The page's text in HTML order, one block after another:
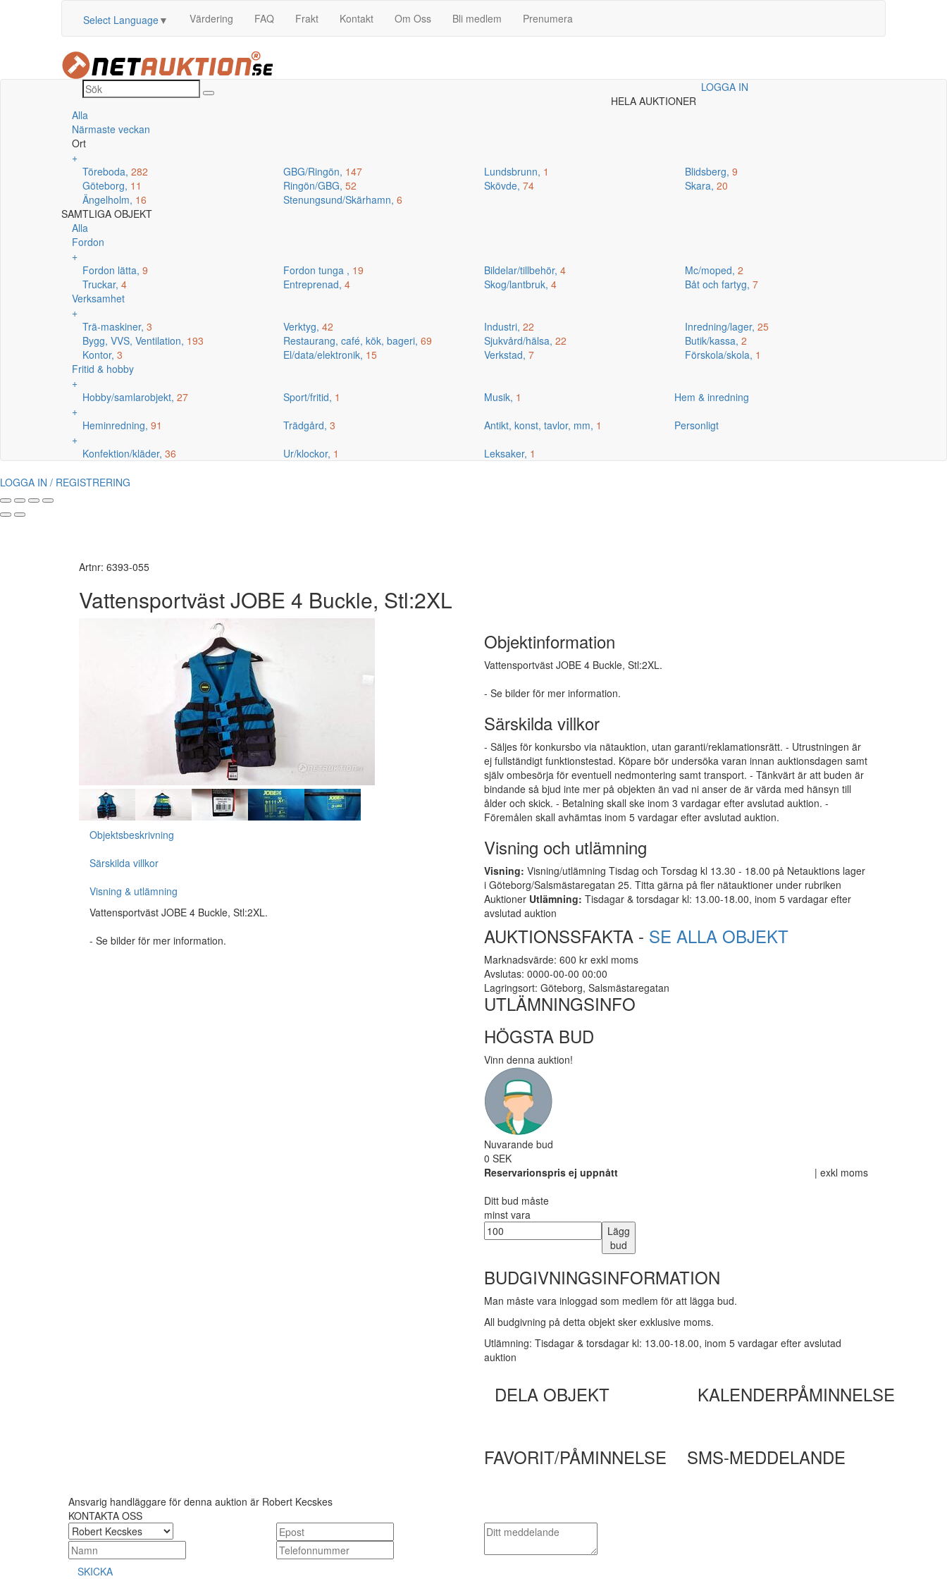
Select Language▼ Värdering FAQ Frakt Kontakt Om Oss Bli medlem Prenumera
LOGGA IN
HELA AUKTIONER
Alla
Närmaste veckan
Ort
+
Töreboda, 282 GBG/Ringön, 147 Lundsbrunn, 1 Blidsberg, 9
Göteborg, 11 Ringön/GBG, 52 Skövde, 74 Skara, 20
Ängelholm, 16 Stenungsund/Skärhamn, 6
SAMTLIGA OBJEKT
Alla
Fordon
+
Fordon lätta, 9 Fordon tunga , 19 Bildelar/tillbehör, 4 Mc/moped, 2
Truckar, 4 Entreprenad, 4 Skog/lantbruk, 4 Båt och fartyg, 7
Verksamhet
+
Trä-maskiner, 3 Verktyg, 42 Industri, 22 Inredning/lager, 25
Bygg, VVS, Ventilation, 193 Restaurang, café, kök, bageri, 69 Sjukvård/hälsa, 22 Butik/kassa, 2
Kontor, 3 El/data/elektronik, 15 Verkstad, 7 Förskola/skola, 1
Fritid & hobby
+
Hobby/samlarobjekt, 27 Sport/fritid, 1 Musik, 1
Hem & inredning
+
Heminredning, 91 Trädgård, 3 Antikt, konst, tavlor, mm, 1
Personligt
+
Konfektion/kläder, 36 Ur/klockor, 1 Leksaker, 1
LOGGA IN / REGISTRERING
Artnr: 6393-055
Vattensportväst JOBE 4 Buckle, Stl:2XL
Objektsbeskrivning
Särskilda villkor
Visning & utlämning
Vattensportväst JOBE 4 Buckle, Stl:2XL.
- Se bilder för mer information.
Objektinformation
Vattensportväst JOBE 4 Buckle, Stl:2XL.
- Se bilder för mer information.
Särskilda villkor
- Säljes för konkursbo via nätauktion, utan garanti/reklamationsrätt. - Utrustningen är
ej fullständigt funktionstestad. Köpare bör undersöka varan innan auktionsdagen samt
själv ombesörja för eventuell nedmontering samt transport. - Tänkvärt är att buden är
bindande så bjud inte mer på objekten än vad ni anser de är värda med hänsyn till
ålder och skick. - Betalning skall ske inom 3 vardagar efter avslutad auktion. -
Föremålen skall avhämtas inom 5 vardagar efter avslutad auktion.
Visning och utlämning
Visning: Visning/utlämning Tisdag och Torsdag kl 13.30 - 18.00 på Netauktions lager
i Göteborg/Salsmästaregatan 25. Titta gärna på fler nätauktioner under rubriken
Auktioner Utlämning: Tisdagar & torsdagar kl: 13.00-18.00, inom 5 vardagar efter
avslutad auktion
AUKTIONSSFAKTA - SE ALLA OBJEKT
Marknadsvärde: 600 kr exkl moms
Avslutas: 0000-00-00 00:00
Lagringsort: Göteborg, Salsmästaregatan
UTLÄMNINGSINFO
HÖGSTA BUD
Vinn denna auktion!
Nuvarande bud
0 SEK
| exkl moms
Reservarionspris ej uppnått
Ditt bud måste
minst vara
Lägg
bud
BUDGIVNINGSINFORMATION
Man måste vara inloggad som medlem för att lägga bud.
All budgivning på detta objekt sker exklusive moms.
Utlämning: Tisdagar & torsdagar kl: 13.00-18.00, inom 5 vardagar efter avslutad
auktion
DELA OBJEKT KALENDERPÅMINNELSE
FAVORIT/PÅMINNELSE SMS-MEDDELANDE
Ansvarig handläggare för denna auktion är Robert Kecskes
KONTAKTA OSS
SKICKA